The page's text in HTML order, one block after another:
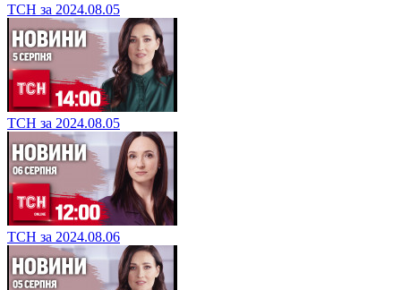
ТСН за 2024.08.05
ТСН за 2024.08.05
ТСН за 2024.08.06